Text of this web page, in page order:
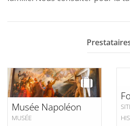
Musée Napoléon
MUSÉE